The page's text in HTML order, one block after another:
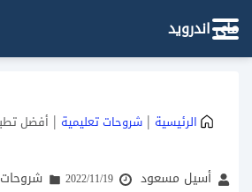
ماي اندرويد
الرئيسية | شروحات تعليمية | أفضل تطبيق
أسيل مسعود 2022/11/19